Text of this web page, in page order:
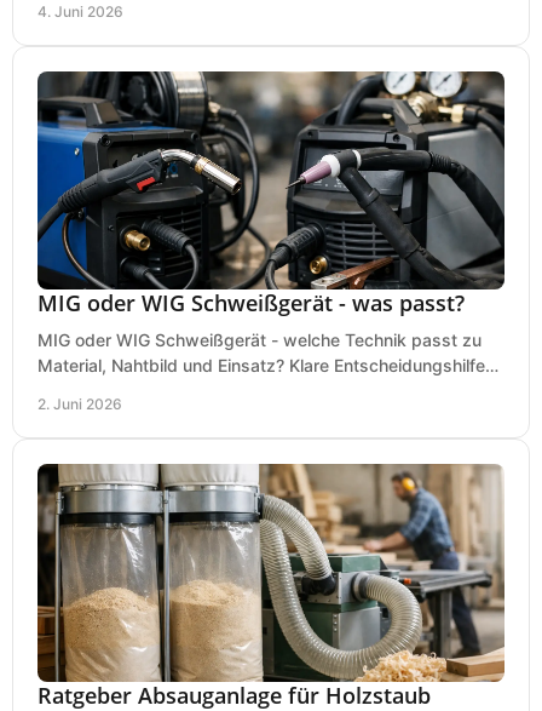
4. Juni 2026
MIG oder WIG Schweißgerät - was passt?
MIG oder WIG Schweißgerät - welche Technik passt zu
Material, Nahtbild und Einsatz? Klare Entscheidungshilfe
2. Juni 2026
Ratgeber Absauganlage für Holzstaub